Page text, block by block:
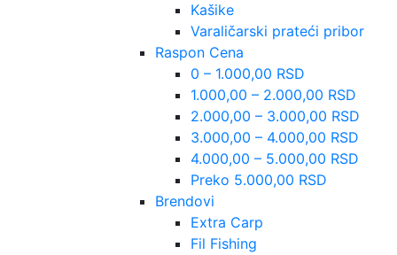
Kašike
Varaličarski prateći pribor
Raspon Cena
0 – 1.000,00 RSD
1.000,00 – 2.000,00 RSD
2.000,00 – 3.000,00 RSD
3.000,00 – 4.000,00 RSD
4.000,00 – 5.000,00 RSD
Preko 5.000,00 RSD
Brendovi
Extra Carp
Fil Fishing